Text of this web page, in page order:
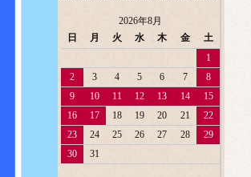
2026年8月
日
月 火 水 木 金
土
1
2
3 4 5 6 7
8
9
10 11 12 13 14
15
16
17 18 19 20 21
22
23
24 25 26 27 28
29
30
31